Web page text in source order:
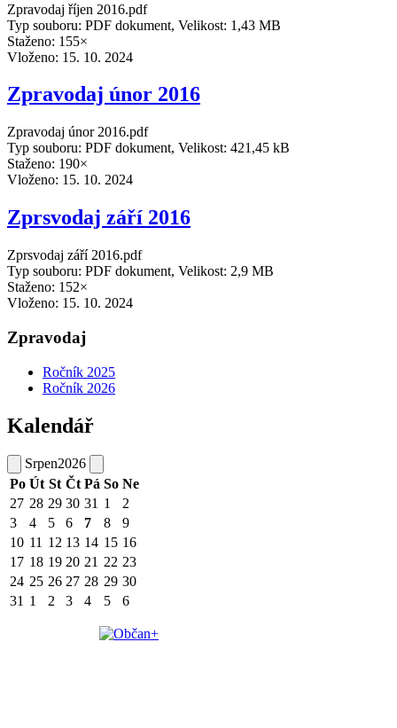
Zpravodaj říjen 2016.pdf
Typ souboru: PDF dokument, Velikost: 1,43 MB
Staženo: 155×
Vloženo: 15. 10. 2024
Zpravodaj únor 2016
Zpravodaj únor 2016.pdf
Typ souboru: PDF dokument, Velikost: 421,45 kB
Staženo: 190×
Vloženo: 15. 10. 2024
Zprsvodaj září 2016
Zprsvodaj září 2016.pdf
Typ souboru: PDF dokument, Velikost: 2,9 MB
Staženo: 152×
Vloženo: 15. 10. 2024
Zpravodaj
Ročník 2025
Ročník 2026
Kalendář
Srpen2026
Po Út St Čt Pá So Ne
27 28 29 30 31 1
2
3
4 5 6 7 8
9
10 11 12 13 14 15 16
17 18 19 20 21 22 23
24 25 26 27 28 29 30
31 1 2 3 4 5 6